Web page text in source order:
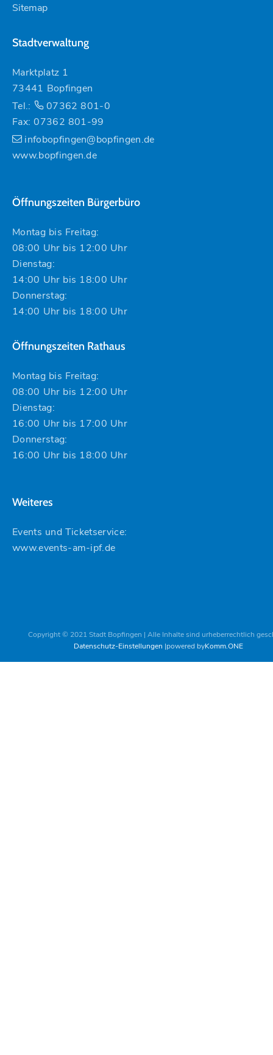
Sitemap
Stadtverwaltung
Marktplatz 1
73441 Bopfingen
Tel.:
07362 801-0
Fax: 07362 801-99
infobopfingen@bopfingen.de
www.bopfingen.de
Öffnungszeiten Bürgerbüro
Montag bis Freitag:
08:00 Uhr bis 12:00 Uhr
Dienstag:
14:00 Uhr bis 18:00 Uhr
Donnerstag:
14:00 Uhr bis 18:00 Uhr
Öffnungszeiten Rathaus
Montag bis Freitag:
08:00 Uhr bis 12:00 Uhr
Dienstag:
16:00 Uhr bis 17:00 Uhr
Donnerstag:
16:00 Uhr bis 18:00 Uhr
Weiteres
Events und Ticketservice:
www.events-am-ipf.de
Copyright © 2021 Stadt Bopfingen | Alle Inhalte sind urheberrechtlich
Datenschutz-Einstellungen powered byKomm.ONE